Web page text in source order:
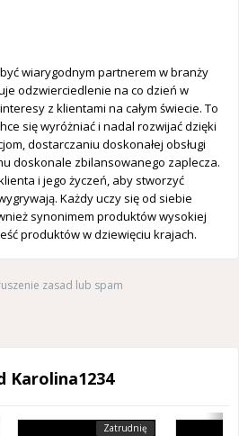
wiarygodnym partnerem w branży
odzwierciedlenie na co dzień w
z klientami na całym świecie. To
się wyróżniać i nadal rozwijać dzięki
dostarczaniu doskonałej obsługi
doskonale zbilansowanego zaplecza.
i jego życzeń, aby stworzyć
Każdy uczy się od siebie
synonimem produktów wysokiej
produktów w dziewięciu krajach.
zasad lub spam
Karolina1234
Zatrudnię